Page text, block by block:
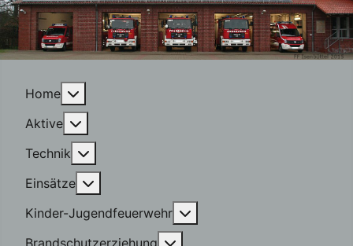
Home
Aktive
Technik
Einsätze
Kinder-Jugendfeuerwehr
Brandschutzerziehung